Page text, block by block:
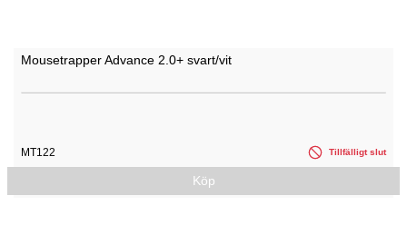
Mousetrapper Advance 2.0+ svart/vit
MT122 Tillfälligt slut
Köp